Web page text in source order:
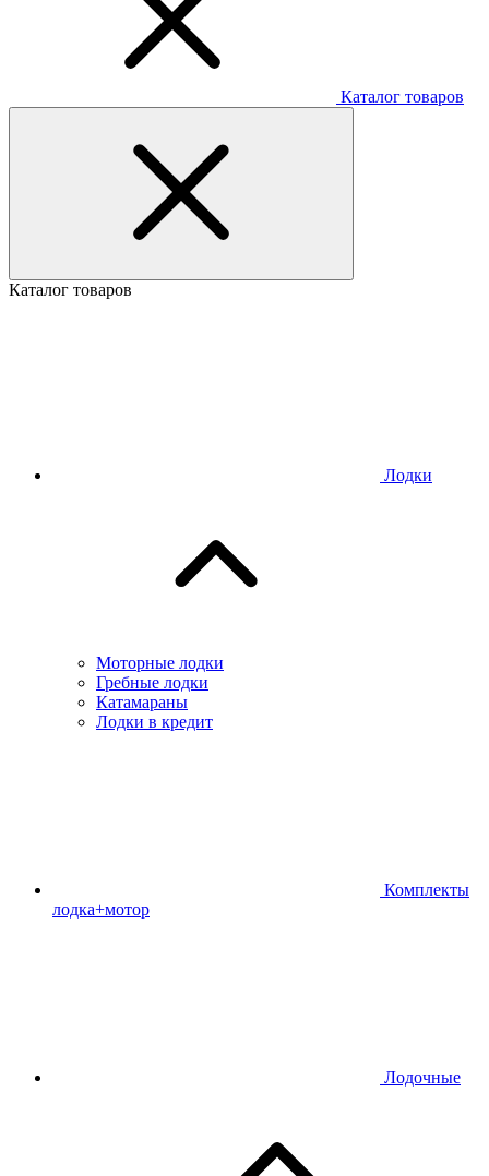
Каталог товаров
Каталог товаров
Лодки
Моторные лодки
Гребные лодки
Катамараны
Лодки в кредит
Комплекты
лодка+мотор
Лодочные